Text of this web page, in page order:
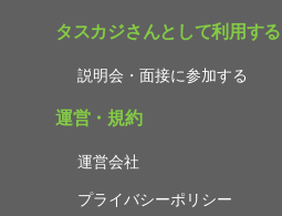
タスカジさんとして利用する
説明会・面接に参加する
運営・規約
運営会社
プライバシーポリシー